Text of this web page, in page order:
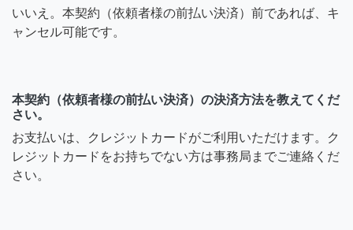
いいえ。本契約（依頼者様の前払い決済）前であれば、キ
ャンセル可能です。
本契約（依頼者様の前払い決済）の決済方法を教えてくだ
さい。
お支払いは、クレジットカードがご利用いただけます。ク
レジットカードをお持ちでない方は事務局までご連絡くだ
さい。